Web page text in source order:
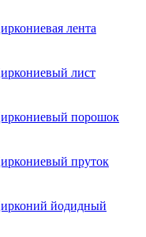
лента
лист
порошок
пруток
йодидный